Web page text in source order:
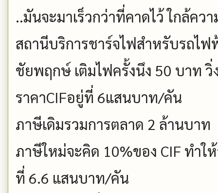
..มันจะมาเร็วกว่าที่คาดไว้ ใกล้คว
สถานีบริการชาร์จไฟสำหรับรถไ
ชัยพฤกษ์ เติมไฟครั้งนึง 50 บาท วิ่
ราคาCIFอยู่ที่ 6แสนบาท/คัน
ภาษีเดิมรวมการตลาด 2 ล้านบาท
ภาษีใหม่จะคิด 10%ของ CIF ทำ
ที่ 6.6 แสนบาท/คัน